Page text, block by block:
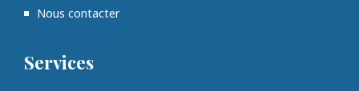
Nous contacter
Services